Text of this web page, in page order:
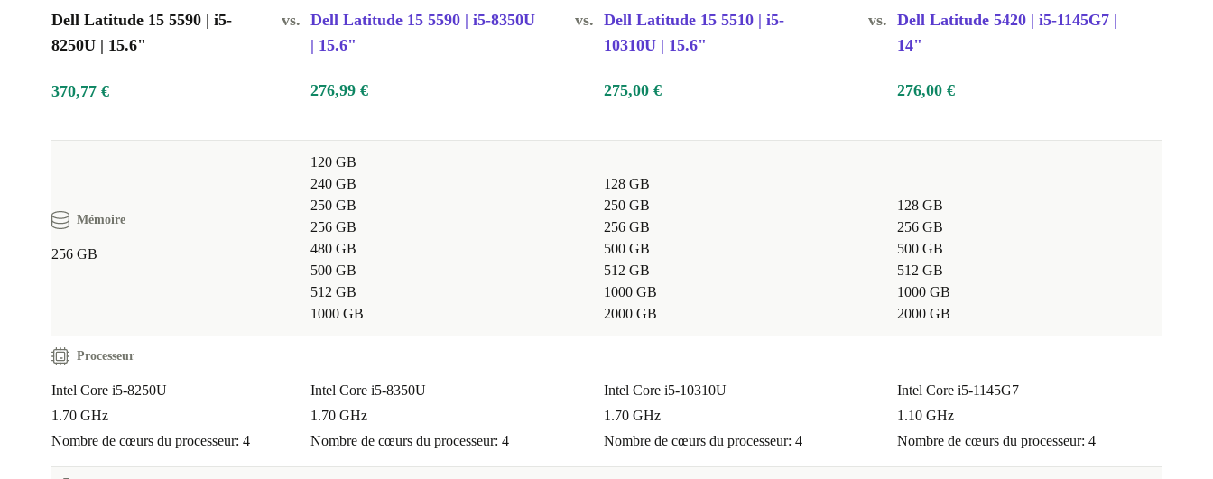
Dell Latitude 15 5590 | i5-
8250U | 15.6"
vs. Dell Latitude 15 5590 | i5-8350U
| 15.6"
vs. Dell Latitude 15 5510 | i5-
10310U | 15.6"
vs. Dell Latitude 5420 | i5-1145G7 |
14"
370,77 € 276,99 € 275,00 € 276,00 €
Mémoire
256 GB
120 GB
240 GB
250 GB
256 GB
480 GB
500 GB
512 GB
1000 GB
128 GB
250 GB
256 GB
500 GB
512 GB
1000 GB
2000 GB
128 GB
256 GB
500 GB
512 GB
1000 GB
2000 GB
Processeur
Intel Core i5-8250U
1.70 GHz
Nombre de cœurs du processeur: 4
Intel Core i5-8350U
1.70 GHz
Nombre de cœurs du processeur: 4
Intel Core i5-10310U
1.70 GHz
Nombre de cœurs du processeur: 4
Intel Core i5-1145G7
1.10 GHz
Nombre de cœurs du processeur: 4